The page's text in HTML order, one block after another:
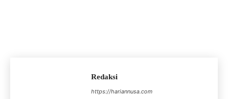
Redaksi
https://hariannusa.com